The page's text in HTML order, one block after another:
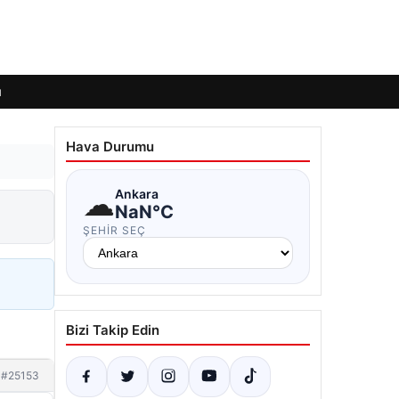
#25153
Hava Durumu
☁Ankara
NaN°C
ŞEHIR SEÇ
Bizi Takip Edin